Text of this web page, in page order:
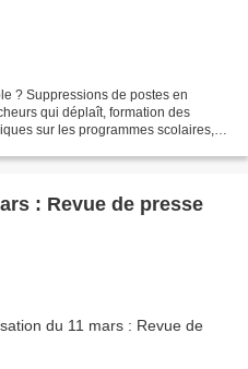
? Suppressions de postes en
qui déplaît, formation des
sur les programmes scolaires,
: Revue de presse